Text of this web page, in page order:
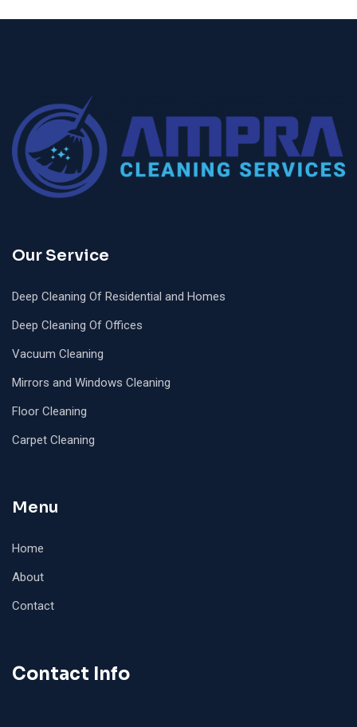
Our Service
Deep Cleaning Of Residential and Homes
Deep Cleaning Of Offices
Vacuum Cleaning
Mirrors and Windows Cleaning
Floor Cleaning
Carpet Cleaning
Menu
Home
About
Contact
Contact Info